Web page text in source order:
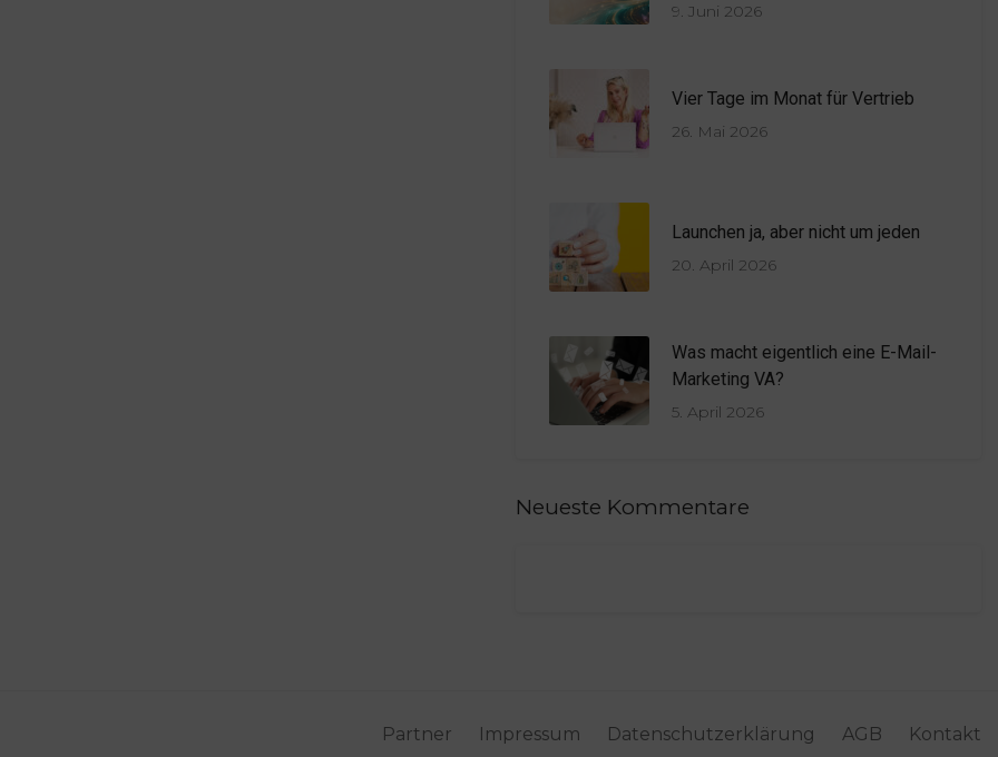
9. Juni 2026
Vier Tage im Monat für Vertrieb
26. Mai 2026
Launchen ja, aber nicht um jeden
20. April 2026
Was macht eigentlich eine E-Mail-
Marketing VA?
5. April 2026
Neueste Kommentare
Partner Impressum Datenschutzerklärung AGB Kontakt